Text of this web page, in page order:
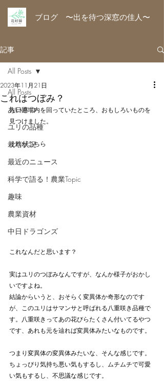
ブログ 〜出を待つ深窓の佳人〜
記事
All Posts
あいさつ
ユリの品種
栽培状況
最近のニュース
科学で語る！農業Topic
趣味
農業資材
中日ドラゴンズ
All Posts
これはつぼみ？
2023年11月21日
先日圃場内を回っていたところ、おもしろいものを
見つけました。
それがこちら
これなんだと思います？
実はユリのつぼみなんですが、なんか様子がおかし
いですよね。
結論からいうと、おそらく変異体か奇形なのです
が、このユリはサマンサと呼ばれる八重咲き品種で
す。八重咲きってあの花びらたくさん付いてるやつ
です、あれも元を辿れば変異体みたいなものです。
つまり変異体の変異体みたいな、そんな感じです。
ちょっぴり気持ち悪い気もするし、ムチムチで可愛
い気もするし、不思議な感じです。